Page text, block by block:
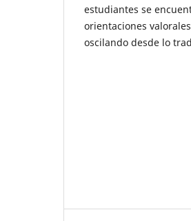
estudiantes se
orientaciones
oscilando desde lo